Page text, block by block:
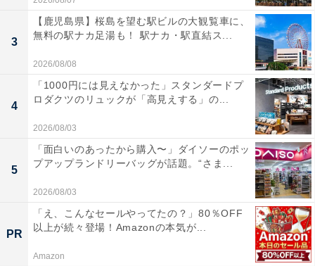
3
【鹿児島県】桜島を望む駅ビルの大観覧車に、
無料の駅ナカ足湯も！ 駅ナカ・駅直結ス...
2026/08/08
4
「1000円には見えなかった」スタンダードプ
ロダクツのリュックが「高見えする」の...
2026/08/03
5
「面白いのあったから購入〜」ダイソーのポッ
プアップランドリーバッグが話題。“さま...
2026/08/03
PR
「え、こんなセールやってたの？」80％OFF
以上が続々登場！Amazonの本気が...
Amazon